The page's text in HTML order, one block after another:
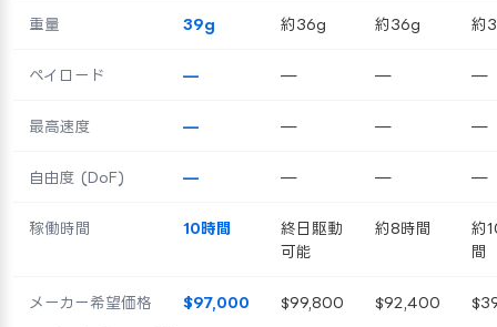
重量 39g 約36g 約36g 約
ペイロード — — — —
最高速度 — — — —
自由度 (DoF) — — — —
稼働時間 10時間
終日駆動
可能
約8時間
約
間
メーカー希望価格 $97,000 $99,800 $92,400